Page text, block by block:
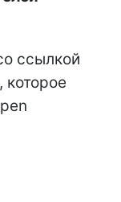
ссылкой
которое